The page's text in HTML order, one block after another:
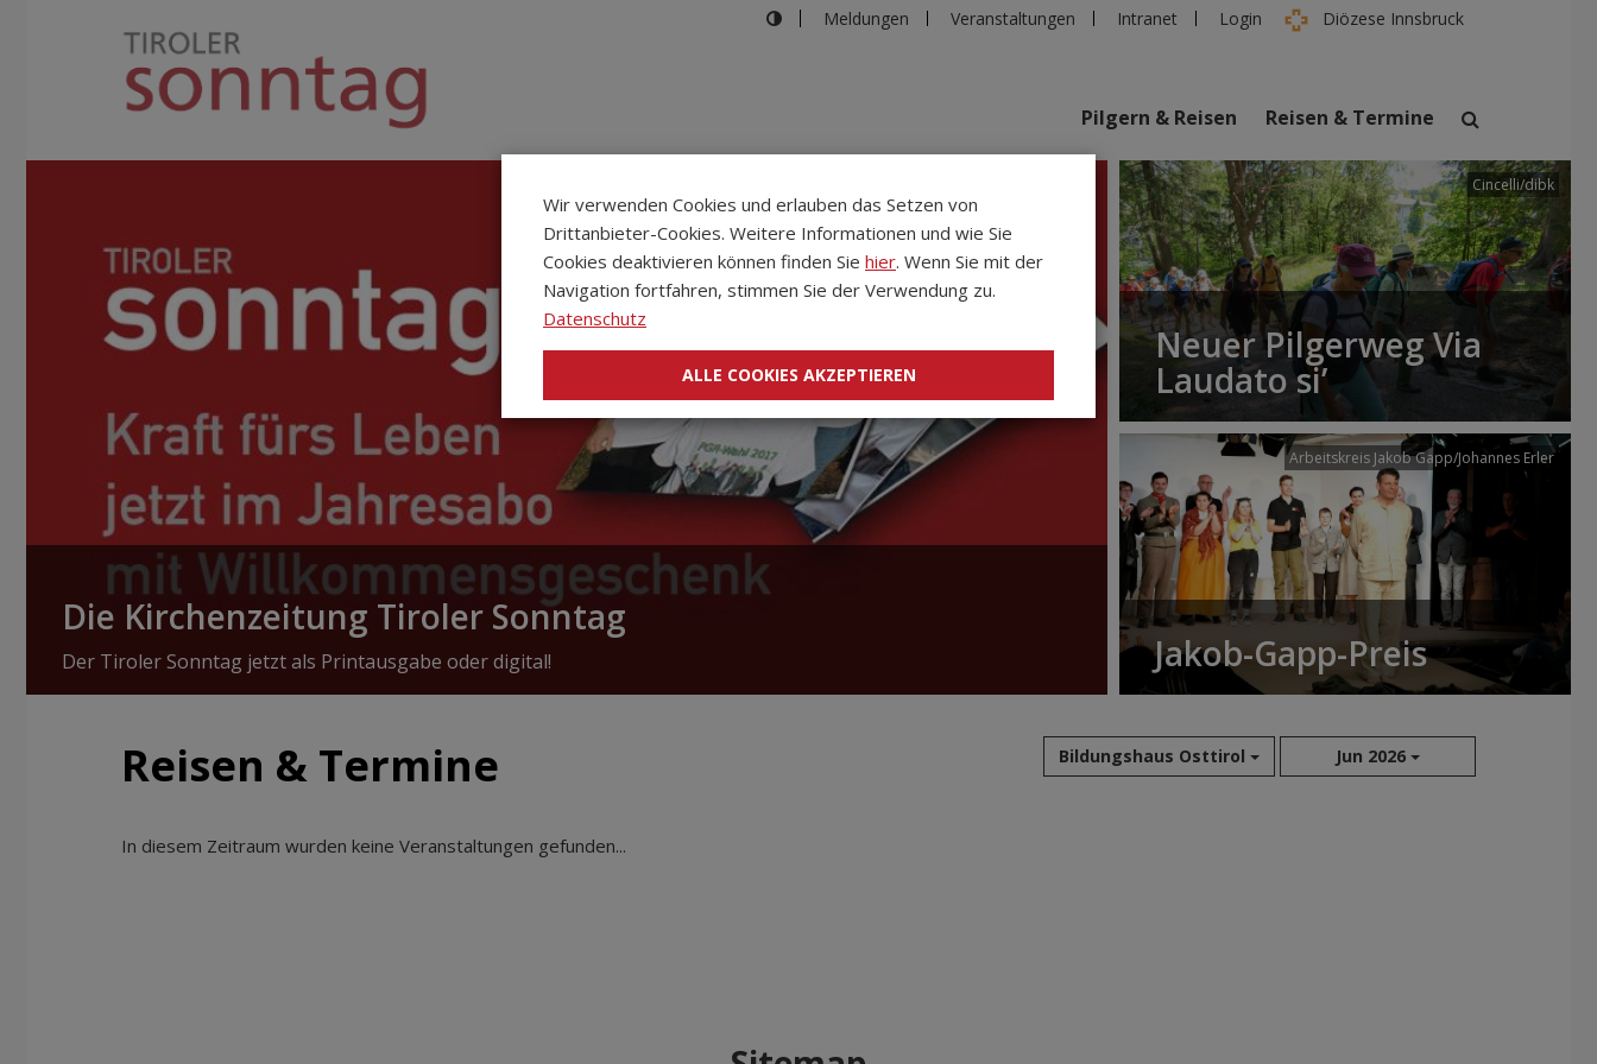
Meldungen Veranstaltungen Intranet Login Diözese Innsbruck
suchen
Veranstaltungen Personen
Pilgern & Reisen Reisen & Termine
Die Kirchenzeitung Tiroler Sonntag
Der Tiroler Sonntag jetzt als Printausgabe oder digital!
Cincelli/dibk
Neuer Pilgerweg Via
Laudato si’
Arbeitskreis Jakob Gapp/Johannes Erler
Jakob-Gapp-Preis
Reisen & Termine Bildungshaus Osttirol Jun 2026
In diesem Zeitraum wurden keine Veranstaltungen gefunden...
Wir verwenden Cookies und erlauben das Setzen von
Drittanbieter-Cookies. Weitere Informationen und wie Sie
Cookies deaktivieren können finden Sie hier. Wenn Sie mit der
Navigation fortfahren, stimmen Sie der Verwendung zu.
Datenschutz
ALLE COOKIES AKZEPTIEREN